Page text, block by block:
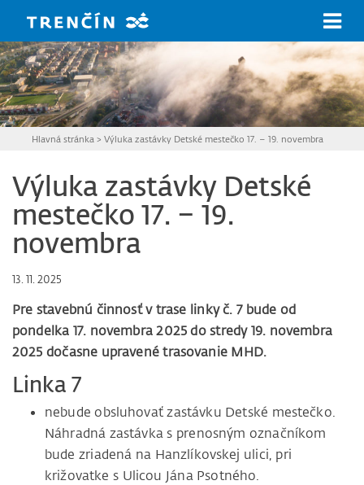
Hlavná stránka > Výluka zastávky Detské mestečko 17. – 19. novembra
Výluka zastávky Detské
mestečko 17. – 19.
novembra
13. 11. 2025
Pre stavebnú činnosť v trase linky č. 7 bude od
pondelka 17. novembra 2025 do stredy 19. novembra
2025 dočasne upravené trasovanie MHD.
Linka 7
nebude obsluhovať zastávku Detské mestečko.
Náhradná zastávka s prenosným označníkom
bude zriadená na Hanzlíkovskej ulici, pri
križovatke s Ulicou Jána Psotného.